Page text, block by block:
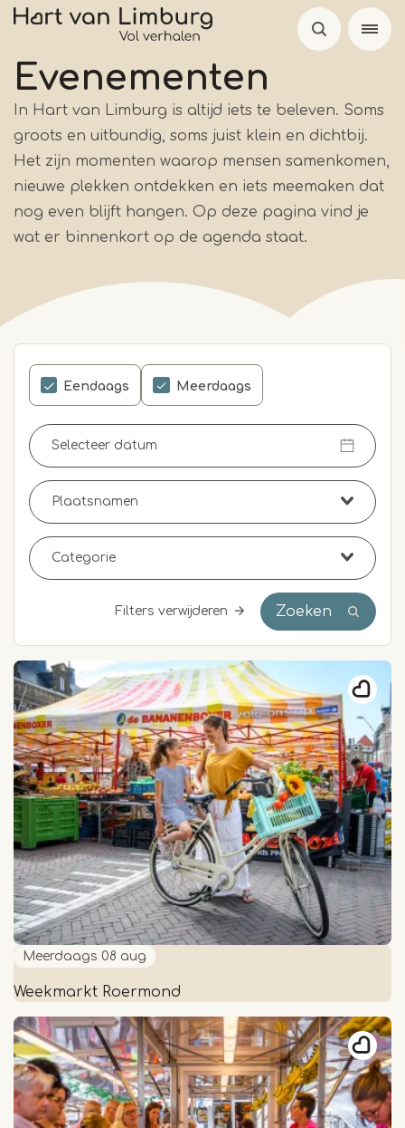
Overslaan
naar
de
inhoud
gaan
Evenementen
In Hart van Limburg is altijd iets te beleven. Soms
groots en uitbundig, soms juist klein en dichtbij.
Het zijn momenten waarop mensen samenkomen,
nieuwe plekken ontdekken en iets meemaken dat
nog even blijft hangen. Op deze pagina vind je
wat er binnenkort op de agenda staat.
Eendaags Meerdaags
Filters verwijderen Zoeken
Meerdaags 08 aug
Weekmarkt Roermond
Weekmarkt
Roermond